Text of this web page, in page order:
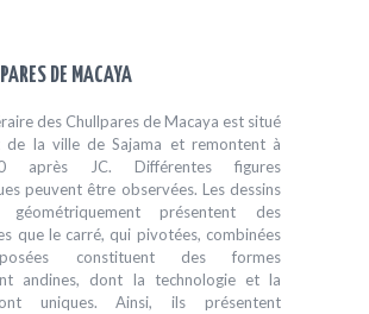
DE MACAYA
des Chullpares de Macaya est situé
de la ville de Sajama et remontent à
après JC. Différentes figures
peuvent être observées. Les dessins
géométriquement présentent des
que le carré, qui pivotées, combinées
constituent des formes
andines, dont la technologie et la
uniques. Ainsi, ils présentent